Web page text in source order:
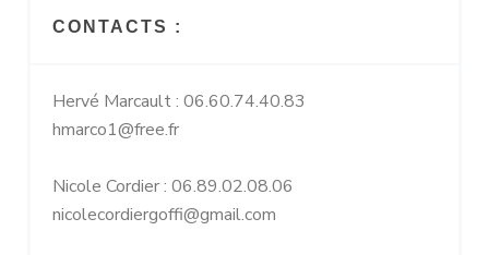
CONTACTS :
Hervé Marcault : 06.60.74.40.83
hmarco1@free.fr
Nicole Cordier : 06.89.02.08.06
nicolecordiergoffi@gmail.com